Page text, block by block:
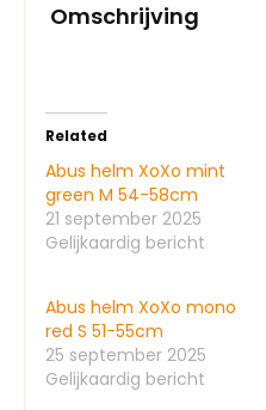
Omschrijving
Related
Abus helm XoXo mint
green M 54-58cm
21 september 2025
Gelijkaardig bericht
Abus helm XoXo mono
red S 51-55cm
25 september 2025
Gelijkaardig bericht